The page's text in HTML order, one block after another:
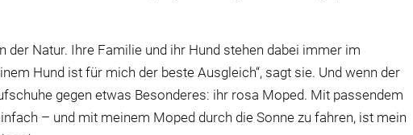
der Natur. Ihre Familie und ihr Hund stehen dabei immer im
Hund ist für mich der beste Ausgleich“, sagt sie. Und wenn der
gegen etwas Besonderes: ihr rosa Moped. Mit passendem
– und mit meinem Moped durch die Sonne zu fahren, ist mein